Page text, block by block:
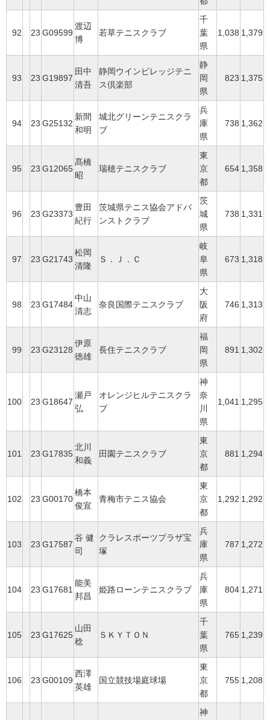
92 23 G09599
渡辺
博
若草テニスクラブ
千
葉
県
1,038 1,379
93 23 G19897
田中
清吾
静岡ウインビレッジテニ
ス倶楽部
静
岡
県
823 1,375
94 23 G25132
新間
和明
城北グリーンテニスクラ
ブ
兵
庫
県
738 1,362
95 23 G12065
髙橋
昭
瑞穂テニスクラブ
東
京
都
654 1,358
96 23 G23373
豊田
紀行
茨城県テニス協会アドバ
ンストクラブ
茨
城
県
738 1,331
97 23 G21743
松岡
清隆
Ｓ．Ｊ．Ｃ
岐
阜
県
673 1,318
98 23 G17484
中山
清志
奈良国際テニスクラブ
大
阪
府
746 1,313
99 23 G23128
伊原
徳雄
長住テニスクラブ
福
岡
県
891 1,302
100 23 G18647
瀬戸
弘
オレンジヒルテニスクラ
ブ
神
奈
川
県
1,041 1,295
101 23 G17835
北川
和義
田園テニスクラブ
東
京
都
881 1,294
102 23 G00170
橋本
俊宣
青梅市テニス協会
東
京
都
1,292 1,292
103 23 G17587
谷 健
司
クラレスポーツプラザ宝
塚
兵
庫
県
787 1,272
104 23 G17681
能美
邦昌
姫路ローンテニスクラブ
兵
庫
県
804 1,271
105 23 G17625
山田
稔
ＳＫＹＴＯＮ
千
葉
県
765 1,239
106 23 G00109
西澤
英雄
国立競技場庭球場
東
京
都
755 1,208
神